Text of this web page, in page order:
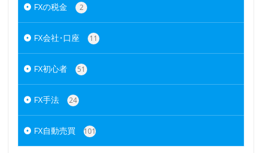
FXの税金 2
FX会社･口座 11
FX初心者 51
FX手法 24
FX自動売買 101